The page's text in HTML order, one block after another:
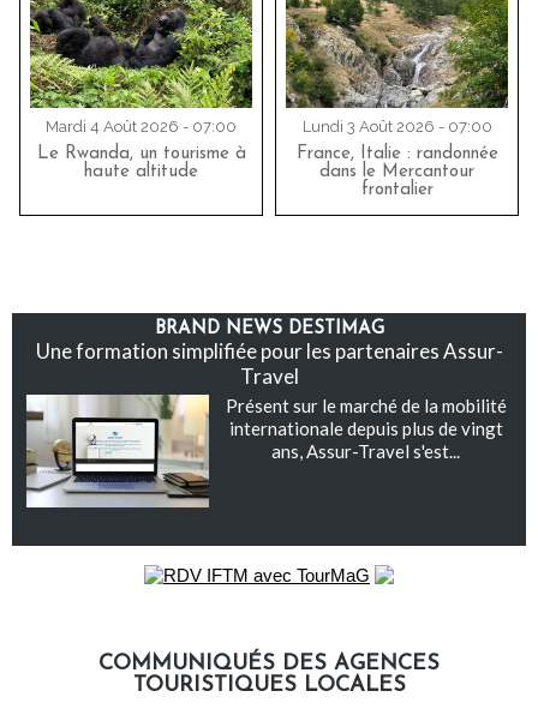
Mardi 4 Août 2026 - 07:00
Le Rwanda, un tourisme à
haute altitude
Lundi 3 Août 2026 - 07:00
France, Italie : randonnée
dans le Mercantour
frontalier
BRAND NEWS DESTIMAG
Une formation simplifiée pour les partenaires Assur-
Travel
Présent sur le marché de la mobilité
internationale depuis plus de vingt
ans, Assur-Travel s'est...
COMMUNIQUÉS DES AGENCES
TOURISTIQUES LOCALES